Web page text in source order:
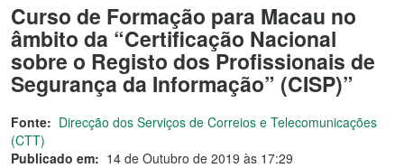
Curso de Formação para Macau no
âmbito da “Certificação Nacional
sobre o Registo dos Profissionais de
Segurança da Informação” (CISP)”
Fonte: Direcção dos Serviços de Correios e Telecomunicações
(CTT)
Publicado em: 14 de Outubro de 2019 às 17:29